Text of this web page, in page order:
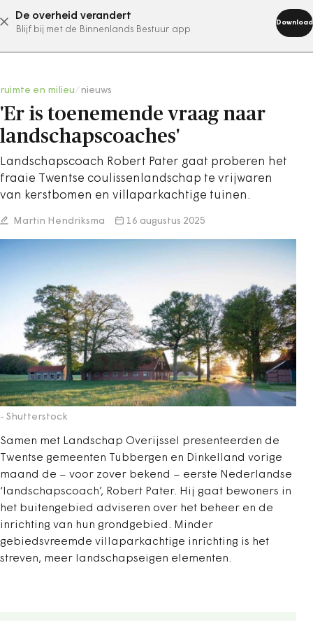
De overheid verandert
Blijf bij met de Binnenlands Bestuur app
Download
abonneer nu
ruimte en milieu nieuws
'Er is toenemende vraag naar
landschapscoaches'
Landschapscoach Robert Pater gaat proberen het
fraaie Twentse coulissenlandschap te vrijwaren
van kerstbomen en villaparkachtige tuinen.
Martin Hendriksma 16 augustus 2025
- Shutterstock
Samen met Landschap Overijssel presenteerden de
Twentse gemeenten Tubbergen en Dinkelland vorige
maand de – voor zover bekend – eerste Nederlandse
‘landschapscoach’, Robert Pater. Hij gaat bewoners in
het buitengebied adviseren over het beheer en de
inrichting van hun grondgebied. Minder
gebiedsvreemde villaparkachtige inrichting is het
streven, meer landschapseigen elementen.